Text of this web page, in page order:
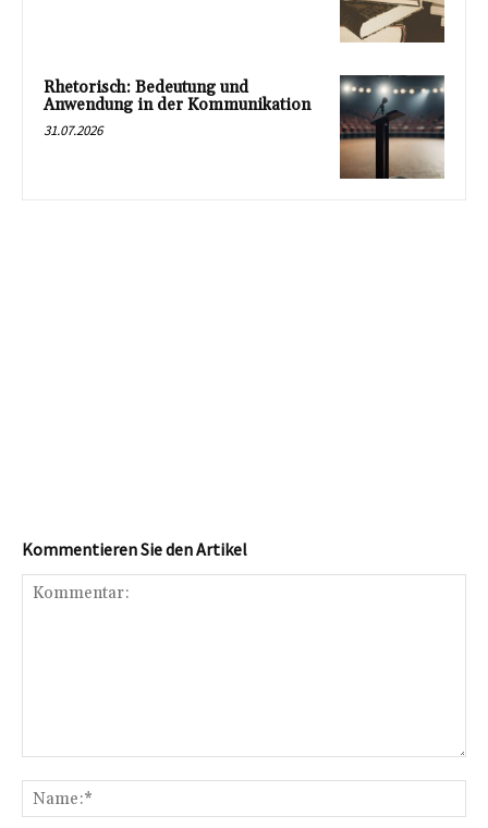
Rhetorisch: Bedeutung und
Anwendung in der Kommunikation
31.07.2026
Kommentieren Sie den Artikel